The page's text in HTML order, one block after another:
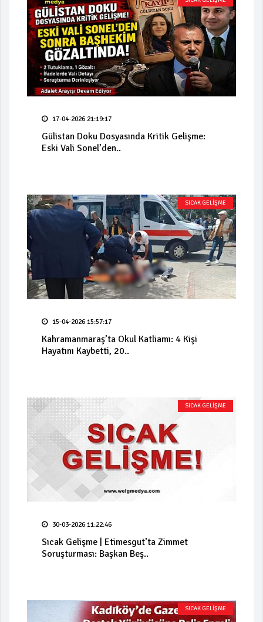
17-04-2026 21:19:17
Gülistan Doku Dosyasında Kritik Gelişme:
Eski Vali Sonel’den..
SICAK GELİŞME
15-04-2026 15:57:17
Kahramanmaraş’ta Okul Katliamı: 4 Kişi
Hayatını Kaybetti, 20..
SICAK GELİŞME
30-03-2026 11:22:46
Sıcak Gelişme | Etimesgut’ta Zimmet
Soruşturması: Başkan Beş..
SICAK GELİŞME